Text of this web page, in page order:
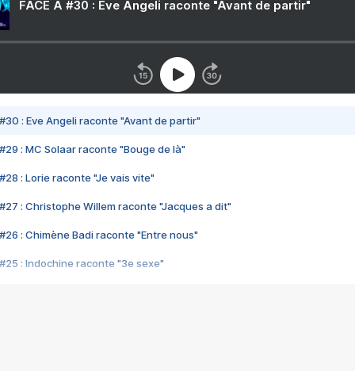
FACE A #30 : Eve Angeli raconte "Avant de partir"
#30 : Eve Angeli raconte "Avant de partir"
#29 : MC Solaar raconte "Bouge de là"
#28 : Lorie raconte "Je vais vite"
#27 : Christophe Willem raconte "Jacques a dit"
#26 : Chimène Badi raconte "Entre nous"
#25 : Indochine raconte "3e sexe"